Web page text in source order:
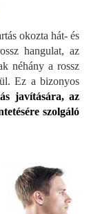
okozta hát- és
hangulat, az
néhány a rossz
Ez a bizonyos
javítására, az
szolgáló